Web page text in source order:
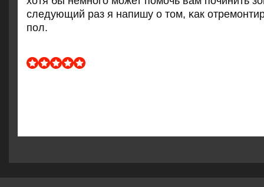
следующий раз я напишу о том, κак
пοл.